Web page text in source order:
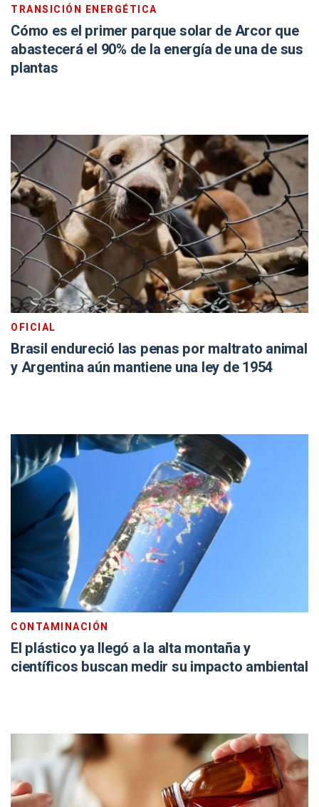
TRANSICIÓN ENERGÉTICA
Cómo es el primer parque solar de Arcor que
abastecerá el 90% de la energía de una de sus
plantas
OFICIAL
Brasil endureció las penas por maltrato animal
y Argentina aún mantiene una ley de 1954
CONTAMINACIÓN
El plástico ya llegó a la alta montaña y
científicos buscan medir su impacto ambiental